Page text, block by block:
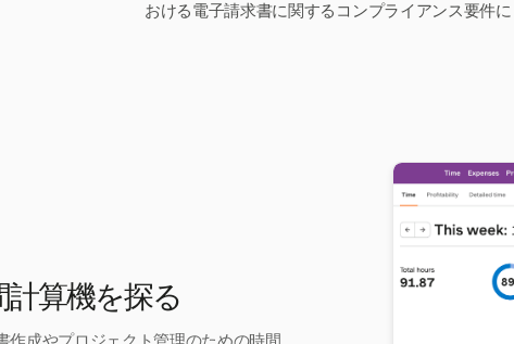
おける電子請求書に関するコンプライアンス要件に
計算機を探る